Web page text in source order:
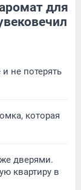
для
не потерять
которая
дверями.
квартиру в